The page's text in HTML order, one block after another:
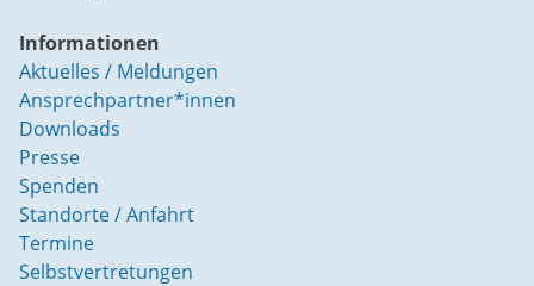
Informationen
Aktuelles / Meldungen
Ansprechpartner*innen
Downloads
Presse
Spenden
Standorte / Anfahrt
Termine
Selbstvertretungen